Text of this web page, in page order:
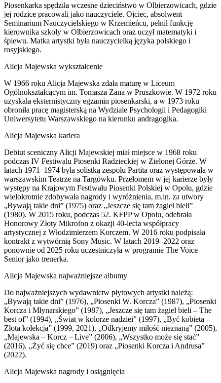
Piosenkarka spędziła wczesne dzieciństwo w Olbierzowicach, gdzie
jej rodzice pracowali jako nauczyciele. Ojciec, absolwent
Seminarium Nauczycielskiego w Krzemieńcu, pełnił funkcję
kierownika szkoły w Olbierzowicach oraz uczył matematyki i
śpiewu. Matka artystki była nauczycielką języka polskiego i
rosyjskiego.
Alicja Majewska wykształcenie
W 1966 roku Alicja Majewska zdała maturę w Liceum
Ogólnokształcącym im. Tomasza Zana w Pruszkowie. W 1972 roku
uzyskała eksternistyczny egzamin piosenkarski, a w 1973 roku
obroniła pracę magisterską na Wydziale Psychologii i Pedagogiki
Uniwersytetu Warszawskiego na kierunku andragogika.
Alicja Majewska kariera
Debiut sceniczny Alicji Majewskiej miał miejsce w 1968 roku
podczas IV Festiwalu Piosenki Radzieckiej w Zielonej Górze. W
latach 1971–1974 była solistką zespołu Partita oraz występowała w
warszawskim Teatrze na Targówku. Przełomem w jej karierze były
występy na Krajowym Festiwalu Piosenki Polskiej w Opolu, gdzie
wielokrotnie zdobywała nagrody i wyróżnienia, m.in. za utwory
„Bywają takie dni” (1975) oraz „Jeszcze się tam żagiel bieli”
(1980). W 2015 roku, podczas 52. KFPP w Opolu, odebrała
Honorowy Złoty Mikrofon z okazji 40-lecia współpracy
artystycznej z Włodzimierzem Korczem. W 2016 roku podpisała
kontrakt z wytwórnią Sony Music. W latach 2019–2022 oraz
ponownie od 2025 roku uczestniczyła w programie The Voice
Senior jako trenerka.
Alicja Majewska najważniejsze albumy
Do najważniejszych wydawnictw płytowych artystki należą:
„Bywają takie dni” (1976), „Piosenki W. Korcza” (1987), „Piosenki
Korcza i Młynarskiego” (1987), „Jeszcze się tam żagiel bieli – The
best of” (1994), „Świat w kolorze nadziei” (1997), „Być kobietą –
Złota kolekcja” (1999, 2021), „Odkryjemy miłość nieznaną” (2005),
„Majewska – Korcz – Live” (2006), „Wszystko może się stać”
(2016), „Żyć się chce” (2019) oraz „Piosenki Korcza i Andrusa”
(2022).
Alicja Majewska nagrody i osiągnięcia